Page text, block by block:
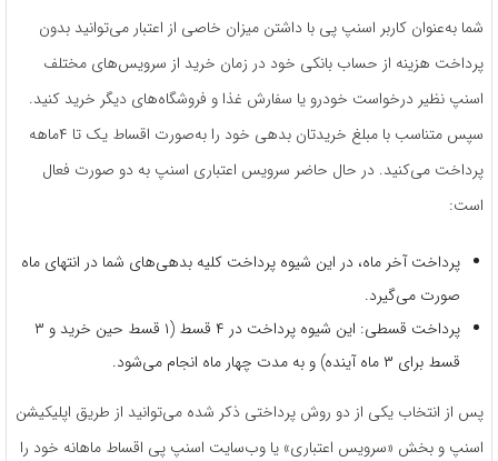
شما به‌عنوان کاربر اسنپ پی با داشتن میزان خاصی از اعتبار می‌توانید بدون
پرداخت هزینه از حساب بانکی خود در زمان خرید از سرویس‌های مختلف
اسنپ نظیر درخواست خودرو یا سفارش غذا و فروشگاه‌های دیگر خرید کنید.
سپس متناسب با مبلغ خریدتان بدهی خود را به‌صورت اقساط یک تا ۴ماهه
پرداخت می‌کنید. در حال حاضر سرویس اعتباری اسنپ به دو صورت فعال
است:
پرداخت آخر ماه، در این شیوه پرداخت کلیه بدهی‌های شما در انتهای ماه
صورت می‌گیرد.
پرداخت قسطی: این شیوه پرداخت در ۴ قسط (۱ قسط حین خرید و ۳
قسط برای ۳ ماه آینده) و به مدت چهار ماه انجام می‌شود.
پس از انتخاب یکی از دو روش پرداختی ذکر شده می‌توانید از طریق اپلیکیشن
اسنپ و بخش «سرویس اعتباری» یا وب‌سایت اسنپ پی اقساط ماهانه خود را